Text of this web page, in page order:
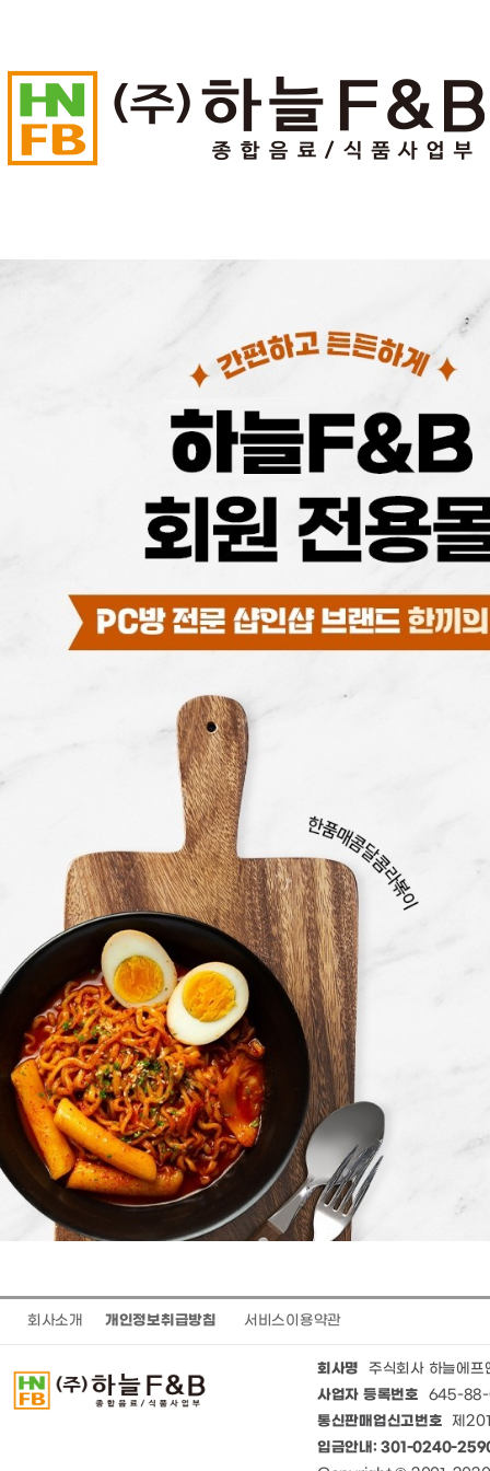
회사소개 개인정보취급방침 서비스이용약관
회사명 주식회사 하늘에프
사업자 등록번호 645-88-
통신판매업신고번호 제
입금안내: 301-0240-